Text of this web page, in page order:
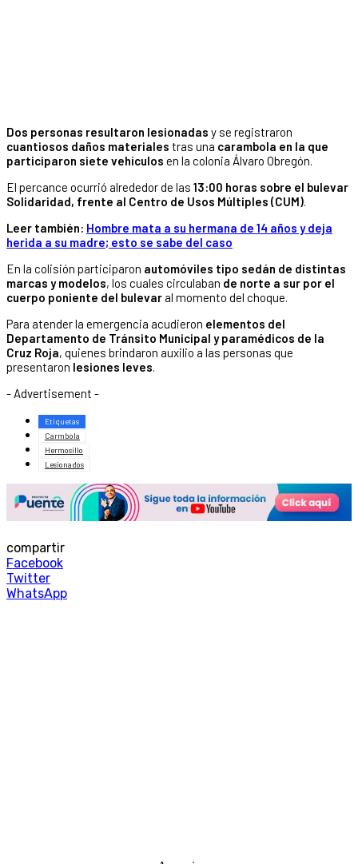
Dos personas resultaron lesionadas y se registraron
cuantiosos daños materiales tras una carambola en la que
participaron siete vehículos en la colonia Álvaro Obregón.
El percance ocurrió alrededor de las 13:00 horas sobre el bulevar
Solidaridad, frente al Centro de Usos Múltiples (CUM).
Leer también: Hombre mata a su hermana de 14 años y deja
herida a su madre; esto se sabe del caso
En la colisión participaron automóviles tipo sedán de distintas
marcas y modelos, los cuales circulaban de norte a sur por el
cuerpo poniente del bulevar al momento del choque.
Para atender la emergencia acudieron elementos del
Departamento de Tránsito Municipal y paramédicos de la
Cruz Roja, quienes brindaron auxilio a las personas que
presentaron lesiones leves.
- Advertisement -
Etiquetas
Carmbola
Hermosillo
Lesionados
compartir
Facebook
Twitter
WhatsApp